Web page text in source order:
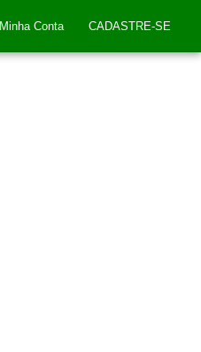
Minha Conta CADASTRE-SE